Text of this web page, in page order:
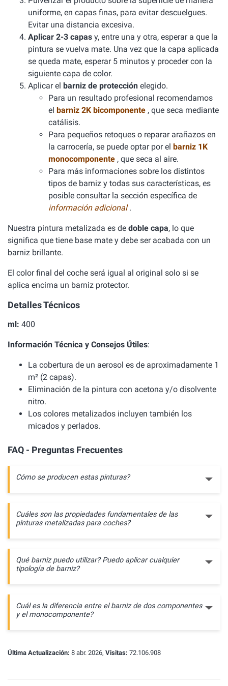
uniforme, en capas finas, para evitar descuelgues.
Evitar una distancia excesiva.
Aplicar 2-3 capas y, entre una y otra, esperar a que la
pintura se vuelva mate. Una vez que la capa aplicada
se queda mate, esperar 5 minutos y proceder con la
siguiente capa de color.
Aplicar el barniz de protección elegido.
Para un resultado profesional recomendamos
el barniz 2K bicomponente , que seca mediante
catálisis.
Para pequeños retoques o reparar arañazos en
la carrocería, se puede optar por el barniz 1K
monocomponente , que seca al aire.
Para más informaciones sobre los distintos
tipos de barniz y todas sus características, es
posible consultar la sección específica de
información adicional.
Nuestra pintura metalizada es de doble capa, lo que
significa que tiene base mate y debe ser acabada con un
barniz brillante.
El color final del coche será igual al original solo si se
aplica encima un barniz protector.
Detalles Técnicos
ml: 400
Información Técnica y Consejos Útiles:
La cobertura de un aerosol es de aproximadamente 1
m² (2 capas).
Eliminación de la pintura con acetona y/o disolvente
nitro.
Los colores metalizados incluyen también los
micados y perlados.
FAQ - Preguntas Frecuentes
Cómo se producen estas pinturas?
Cuáles son las propiedades fundamentales de las
pinturas metalizadas para coches?
Qué barniz puedo utilizar? Puedo aplicar cualquier
tipología de barniz?
Cuál es la diferencia entre el barniz de dos componentes
y el monocomponente?
Última Actualización: 8 abr. 2026, Visitas: 72.106.908